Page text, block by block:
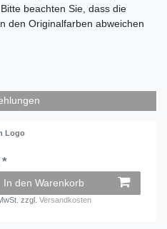
beachten Sie, dass die
den Originalfarben abweichen
Logo
*
In den Warenkorb
zzgl.Versandkosten